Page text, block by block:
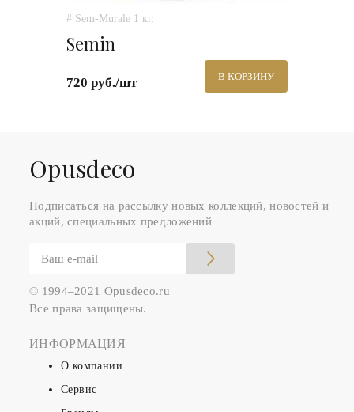
# Sem-Murale 1 кг.
Semin
720 руб./шт В КОРЗИНУ
Оpusdeco
Подписаться на рассылку новых коллекций, новостей и
акций, специальных предложений
© 1994–2021 Opusdeco.ru
Все права защищены.
ИНФОРМАЦИЯ
О компании
Сервис